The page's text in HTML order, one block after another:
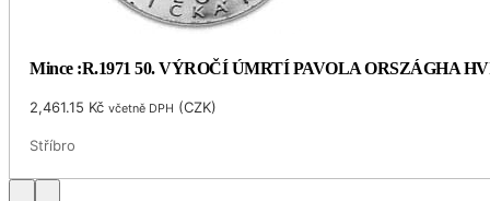
Mince :R.1971 50. VÝROČÍ ÚMRTÍ PAVOLA ORSZÁGHA
2,461.15 Kč včetně DPH (CZK)
Stříbro